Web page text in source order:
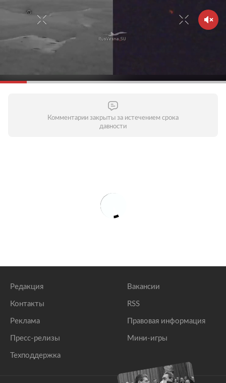
Комментарии закрыты за истечением срока
давности
Редакция
Контакты
Реклама
Пресс-релизы
Техподдержка
Вакансии
RSS
Правовая информация
Мини-игры